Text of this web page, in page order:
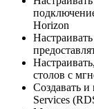
Horizon
столов с
Создавать и
Services